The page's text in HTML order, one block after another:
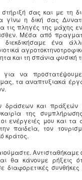
σας και με τη
γίνω η δική σας
τις πληγές της μάχης
Μέσα από
διεκδικήσαμε ένα
και τη σπάνια φυσική
να προστατέψουμε
τα αναπτυξιακά
δράσεων και πράξεών
της
ενέργειές μου και τα
παιδεία, τον
κράτος.
θα κάνουμε ρήξεις
διαφορετικές